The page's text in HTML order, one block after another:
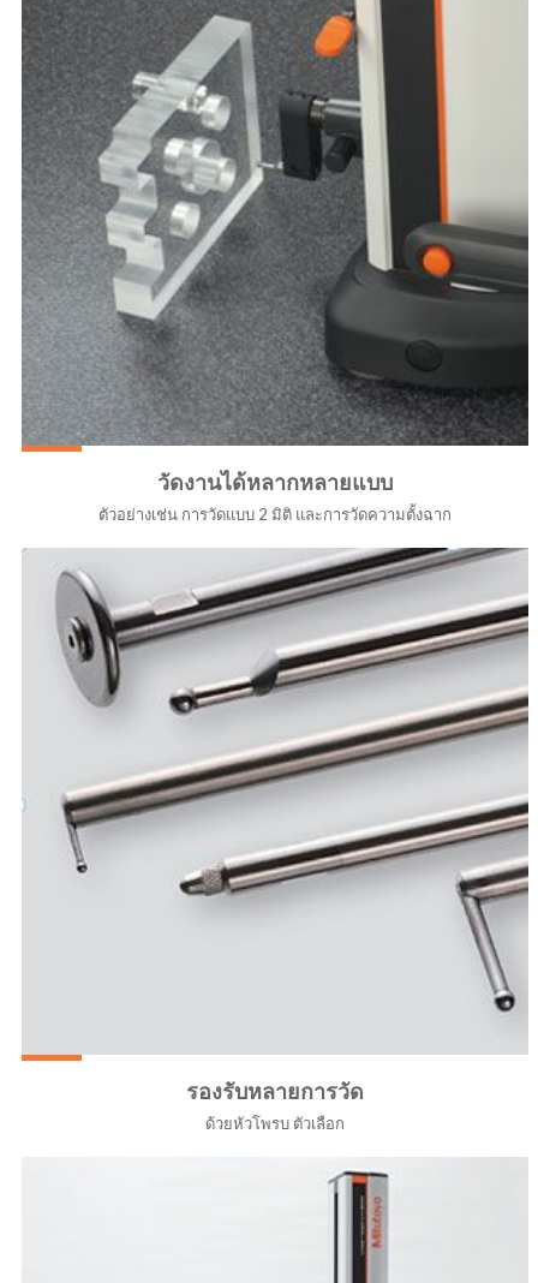
วัดงานได้หลากหลายแบบ
ตัวอย่างเช่น การวัดแบบ 2 มิติ และการวัดความตั้งฉาก
รองรับหลายการวัด
ด้วยหัวโพรบ ตัวเลือก